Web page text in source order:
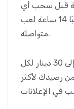
7 ألعاب مختلفة قبل سحب أي
جزء من الجاكبوت، وهو ما يعادل تقريبًا 14 ساعة لعب
متواصلة.
تقليل الخسارة: إذا قمت بخفض رهانك إلى 30 دينار لكل
من 100، ستحافظ على 70٪ من رصيدك لأكثر